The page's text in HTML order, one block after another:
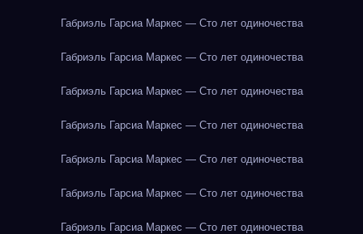
Габриэль Гарсиа Маркес — Сто лет одиночества
Габриэль Гарсиа Маркес — Сто лет одиночества
Габриэль Гарсиа Маркес — Сто лет одиночества
Габриэль Гарсиа Маркес — Сто лет одиночества
Габриэль Гарсиа Маркес — Сто лет одиночества
Габриэль Гарсиа Маркес — Сто лет одиночества
Габриэль Гарсиа Маркес — Сто лет одиночества